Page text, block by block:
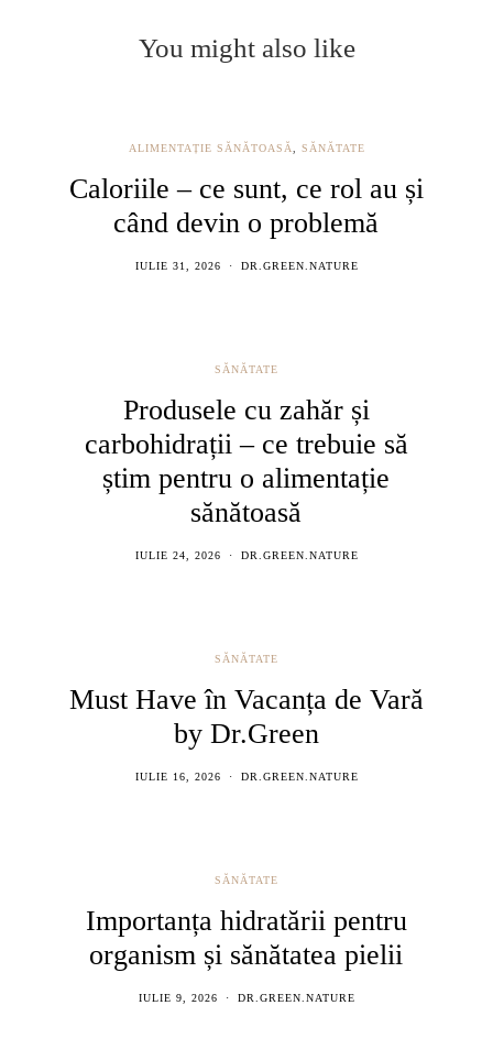
You might also like
ALIMENTAȚIE SĂNĂTOASĂ SĂNĂTATE
Caloriile – ce sunt, ce rol au și
când devin o problemă
IULIE 31, 2026 DR.GREEN.NATURE
SĂNĂTATE
Produsele cu zahăr și
carbohidrații – ce trebuie să
știm pentru o alimentație
sănătoasă
IULIE 24, 2026 DR.GREEN.NATURE
SĂNĂTATE
Must Have în Vacanța de Vară
by Dr.Green
IULIE 16, 2026 DR.GREEN.NATURE
SĂNĂTATE
Importanța hidratării pentru
organism și sănătatea pielii
IULIE 9, 2026 DR.GREEN.NATURE